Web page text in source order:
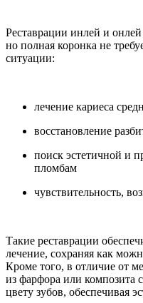
Реставрации инлей и
но полная коронка не
ситуации:
лечение кариеса
восстановление
поиск эстетичной и
пломбам
чувствительность,
Такие реставрации
лечение, сохраняя как
Кроме того, в отличие от
из фарфора или композита
цвету зубов, обеспечивая